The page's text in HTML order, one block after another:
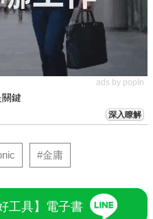
ads by popIn
鍵
深入瞭解
#金庸
工具】電子書